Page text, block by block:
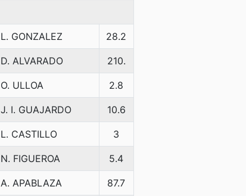
L. GONZALEZ 28.2
D. ALVARADO 210.
O. ULLOA 2.8
J. I. GUAJARDO 10.6
L. CASTILLO 3
N. FIGUEROA 5.4
A. APABLAZA 87.7